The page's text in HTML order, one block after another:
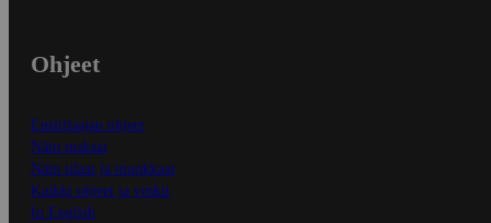
Ohjeet
Ensitilaajan ohjeet
Näin maksat
Näin tilaat ja muokkaat
Kaikki ohjeet ja vinkit
In English